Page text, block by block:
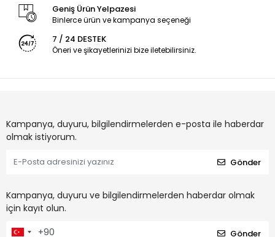
Geniş Ürün Yelpazesi
Binlerce ürün ve kampanya seçeneği
7 / 24 DESTEK
Öneri ve şikayetlerinizi bize iletebilirsiniz.
Kampanya, duyuru, bilgilendirmelerden e-posta ile haberdar
olmak istiyorum.
Gönder
Kampanya, duyuru ve bilgilendirmelerden haberdar olmak
için kayıt olun.
Gönder